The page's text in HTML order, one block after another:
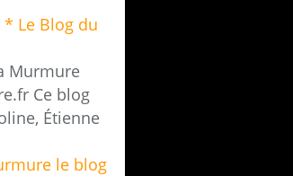
Murmure
Ce blog
Étienne
le blog